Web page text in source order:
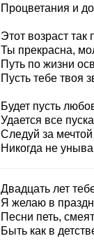
Процветания и
Этот возраст так
Ты прекрасна,
Путь по жизни
Пусть тебе твоя
Будет пусть
Удается все
Следуй за мечтой
Никогда не
Двадцать лет
Я желаю в
Песни петь,
Быть как в